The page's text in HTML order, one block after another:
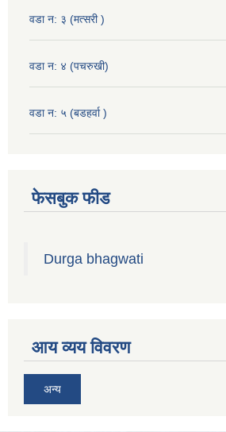
वडा न: ३ (मत्सरी )
वडा न: ४ (पचरुखी)
वडा न: ५ (बडहर्वा )
फेसबुक फीड
Durga bhagwati
आय व्यय विवरण
अन्य